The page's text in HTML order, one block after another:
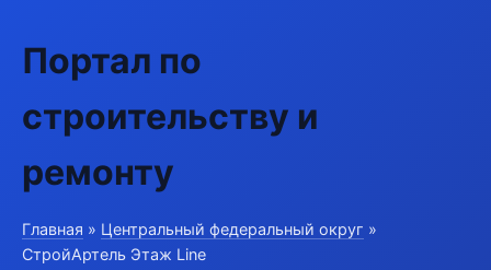
Портал по
строительству и
ремонту
Главная » Центральный федеральный округ »
СтройАртель Этаж Line